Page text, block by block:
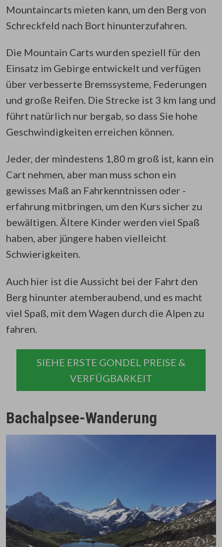
Mountaincarts mieten kann, um den Berg von
Schreckfeld nach Bort hinunterzufahren.
Die Mountain Carts wurden speziell für den
Einsatz im Gebirge entwickelt und verfügen
über verbesserte Bremssysteme, Federungen
und große Reifen. Die Strecke ist 3 km lang und
führt natürlich nur bergab, so dass Sie hohe
Geschwindigkeiten erreichen können.
Jeder, der mindestens 1,80 m groß ist, kann ein
Cart nehmen, aber man muss schon ein
gewisses Maß an Fahrkenntnissen oder -
erfahrung mitbringen, um den Kurs sicher zu
bewältigen. Ältere Kinder werden viel Spaß
haben, aber jüngere haben vielleicht
Schwierigkeiten.
Auch hier ist die Aussicht bei der Fahrt den
Berg hinunter atemberaubend, und es macht
viel Spaß, mit dem Wagen durch die Alpen zu
fahren.
SIEHE ERSTE GONDEL PREISE &
VERFÜGBARKEIT
Bachalpsee-Wanderung